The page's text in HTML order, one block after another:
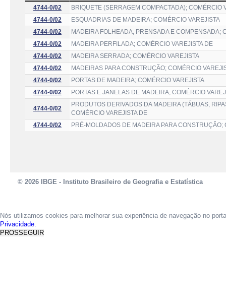
4744-0/02
BRIQUETE (SERRAGEM COMPACTADA); COMÉRCIO
4744-0/02
ESQUADRIAS DE MADEIRA; COMÉRCIO VAREJISTA
4744-0/02
MADEIRA FOLHEADA, PRENSADA E COMPENSADA;
4744-0/02
MADEIRA PERFILADA; COMÉRCIO VAREJISTA DE
4744-0/02
MADEIRA SERRADA; COMÉRCIO VAREJISTA
4744-0/02
MADEIRAS PARA CONSTRUÇÃO; COMÉRCIO
4744-0/02
PORTAS DE MADEIRA; COMÉRCIO VAREJISTA
4744-0/02
PORTAS E JANELAS DE MADEIRA; COMÉRCIO
4744-0/02
PRODUTOS DERIVADOS DA MADEIRA (TÁBUAS,
COMÉRCIO VAREJISTA DE
4744-0/02
PRÉ-MOLDADOS DE MADEIRA PARA CONSTRUÇÃO;
© 2026 IBGE - Instituto Brasileiro de Geografia e Estatística
Nós utilizamos cookies para melhorar sua experiência de navegação no
Privacidade.
PROSSEGUIR